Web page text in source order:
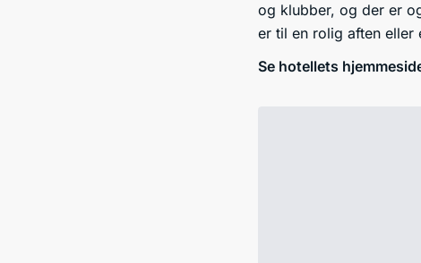
og klubber, og der er
er til en rolig aften eller
Se hotellets